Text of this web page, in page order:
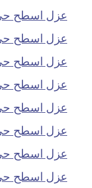
عزل اسطح حي
عزل اسطح حي
عزل اسطح حي
عزل اسطح حي
عزل اسطح حي
عزل اسطح حي
عزل اسطح
عزل اسطح حي